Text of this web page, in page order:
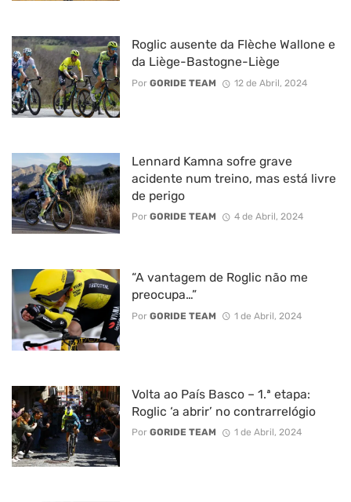
Roglic ausente da Flèche Wallone e
da Liège-Bastogne-Liège
Por GORIDE TEAM 12 de Abril, 2024
Lennard Kamna sofre grave
acidente num treino, mas está livre
de perigo
Por GORIDE TEAM 4 de Abril, 2024
“A vantagem de Roglic não me
preocupa…”
Por GORIDE TEAM 1 de Abril, 2024
Volta ao País Basco – 1.ª etapa:
Roglic ‘a abrir’ no contrarrelógio
Por GORIDE TEAM 1 de Abril, 2024